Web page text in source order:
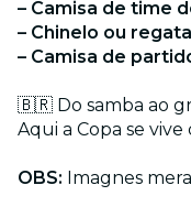
– Camisa de time
– Chinelo ou
– Camisa de
🇧🇷 Do samba ao
Aqui a Copa se
OBS: Imagnes